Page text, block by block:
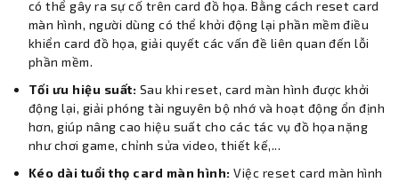
có thể gây ra sự cố trên card đồ họa. Bằng cách reset card
màn hình, người dùng có thể khởi động lại phần mềm điều
khiển card đồ họa, giải quyết các vấn đề liên quan đến lỗi
phần mềm.
Tối ưu hiệu suất: Sau khi reset, card màn hình được khởi
động lại, giải phóng tài nguyên bộ nhớ và hoạt động ổn định
hơn, giúp nâng cao hiệu suất cho các tác vụ đồ họa nặng
như chơi game, chỉnh sửa video, thiết kế,...
Kéo dài tuổi thọ card màn hình: Việc reset card màn hình